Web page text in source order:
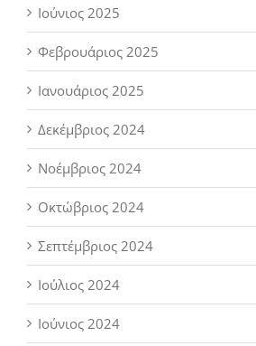
Ιούνιος 2025
Φεβρουάριος 2025
Ιανουάριος 2025
Δεκέμβριος 2024
Νοέμβριος 2024
Οκτώβριος 2024
Σεπτέμβριος 2024
Ιούλιος 2024
Ιούνιος 2024